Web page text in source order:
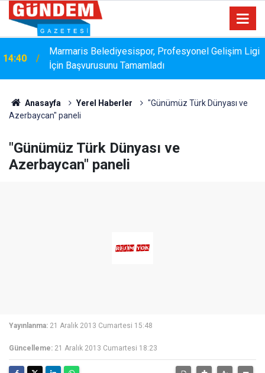
14:40
Marmaris Belediyesispor, Profesyonel Gelişim Ligi
İçin Başvurusunu Tamamladı
14:15
Bakanlık Veri Sunamadı: Metin Ergun'dan Turizm
Anasayfa Yerel Haberler
"Günümüz Türk Dünyası ve
Azerbaycan" paneli
"Günümüz Türk Dünyası ve
Azerbaycan" paneli
Yayınlanma: 21 Aralık 2013 Cumartesi 15:48
Güncelleme: 21 Aralık 2013 Cumartesi 18:23